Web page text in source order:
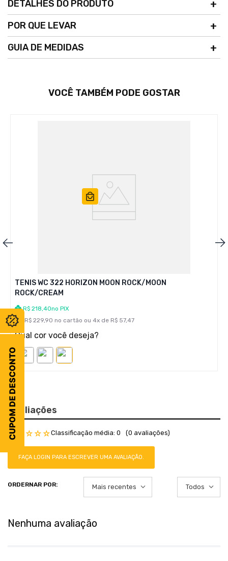
CUPOM DE DESCONTO
DETALHES DO PRODUTO
POR QUE LEVAR
GUIA DE MEDIDAS
VOCÊ TAMBÉM PODE GOSTAR
TENIS WC 322 HORIZON MOON ROCK/MOON
ROCK/CREAM
R$ 218,40no PIX
R$ 229,90 no cartão ou 4x de R$ 57,47
Qual cor você deseja?
Avaliações
☆ ☆ ☆ ☆Classificação média: 0 (0 avaliações)
FAÇA LOGIN PARA ESCREVER UMA AVALIAÇÃO.
Mais recentes Todos
Nenhuma avaliação